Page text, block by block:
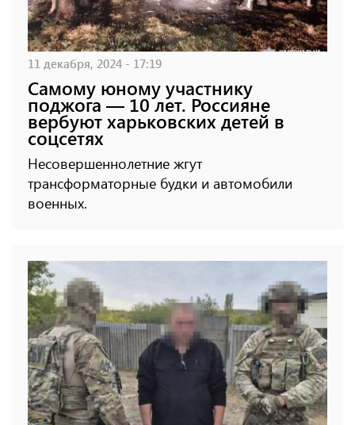
11 декабря, 2024 - 17:19
Самому юному участнику
поджога — 10 лет. Россияне
вербуют харьковских детей в
соцсетях
Несовершеннолетние жгут
трансформаторные будки и автомобили
военных.